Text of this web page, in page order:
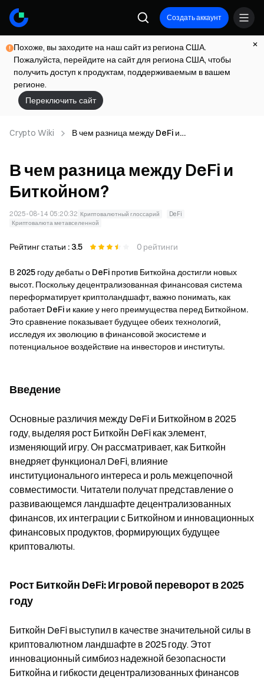
Создать аккаунт
Похоже, вы заходите на наш сайт из региона США.
Пожалуйста, перейдите на сайт для региона США, чтобы
получить доступ к продуктам, поддерживаемым в вашем
регионе.
Переключить сайт
Crypto Wiki
В чем разница между DeFi и
В чем разница между DeFi и
Биткойном?
2025-08-14 05:20:32 Криптовалютный глоссарий
DeFi
Криптовалюта метавселенной
Рейтинг статьи : 3.5 0 рейтинги
В 2025 году дебаты о DeFi против Биткойна достигли новых
высот. Поскольку децентрализованная финансовая система
переформатирует криптоландшафт, важно понимать, как
работает DeFi и какие у него преимущества перед Биткойном.
Это сравнение показывает будущее обеих технологий,
исследуя их эволюцию в финансовой экосистеме и
потенциальное воздействие на инвесторов и институты.
Введение
Основные различия между DeFi и Биткойном в 2025
году, выделяя рост Биткойн DeFi как элемент,
изменяющий игру. Он рассматривает, как Биткойн
внедряет функционал DeFi, влияние
институционального интереса и роль межцепочной
совместимости. Читатели получат представление о
развивающемся ландшафте децентрализованных
финансов, их интеграции с Биткойном и инновационных
финансовых продуктов, формирующих будущее
криптовалюты.
Рост Биткойн DeFi: Игровой переворот в 2025
году
Биткойн DeFi выступил в качестве значительной силы в
криптовалютном ландшафте в 2025 году. Этот
инновационный симбиоз надежной безопасности
Биткойна и гибкости децентрализованных финансов